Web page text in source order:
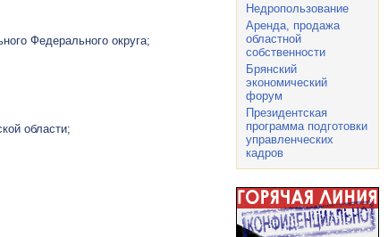
Федерального округа;
области;
Недропользование
Аренда, продажа
областной
собственности
Брянский
экономический
форум
Президентская
программа подготовки
управленческих
кадров